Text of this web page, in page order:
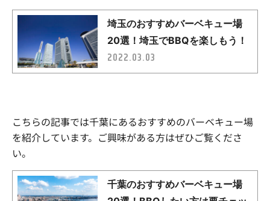
こちらの記事では千葉にあるおすすめのバーベキュー場
を紹介しています。ご興味がある方はぜひご覧くださ
い。